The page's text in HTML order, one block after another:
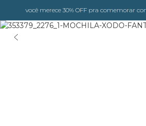
você merece 30% OFF pra comemorar